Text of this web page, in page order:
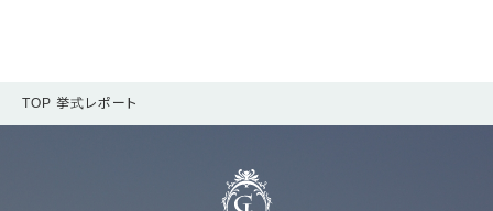
TOP 挙式レポート